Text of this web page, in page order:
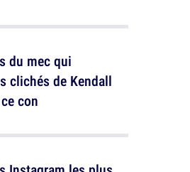
du mec qui
clichés de Kendall
con